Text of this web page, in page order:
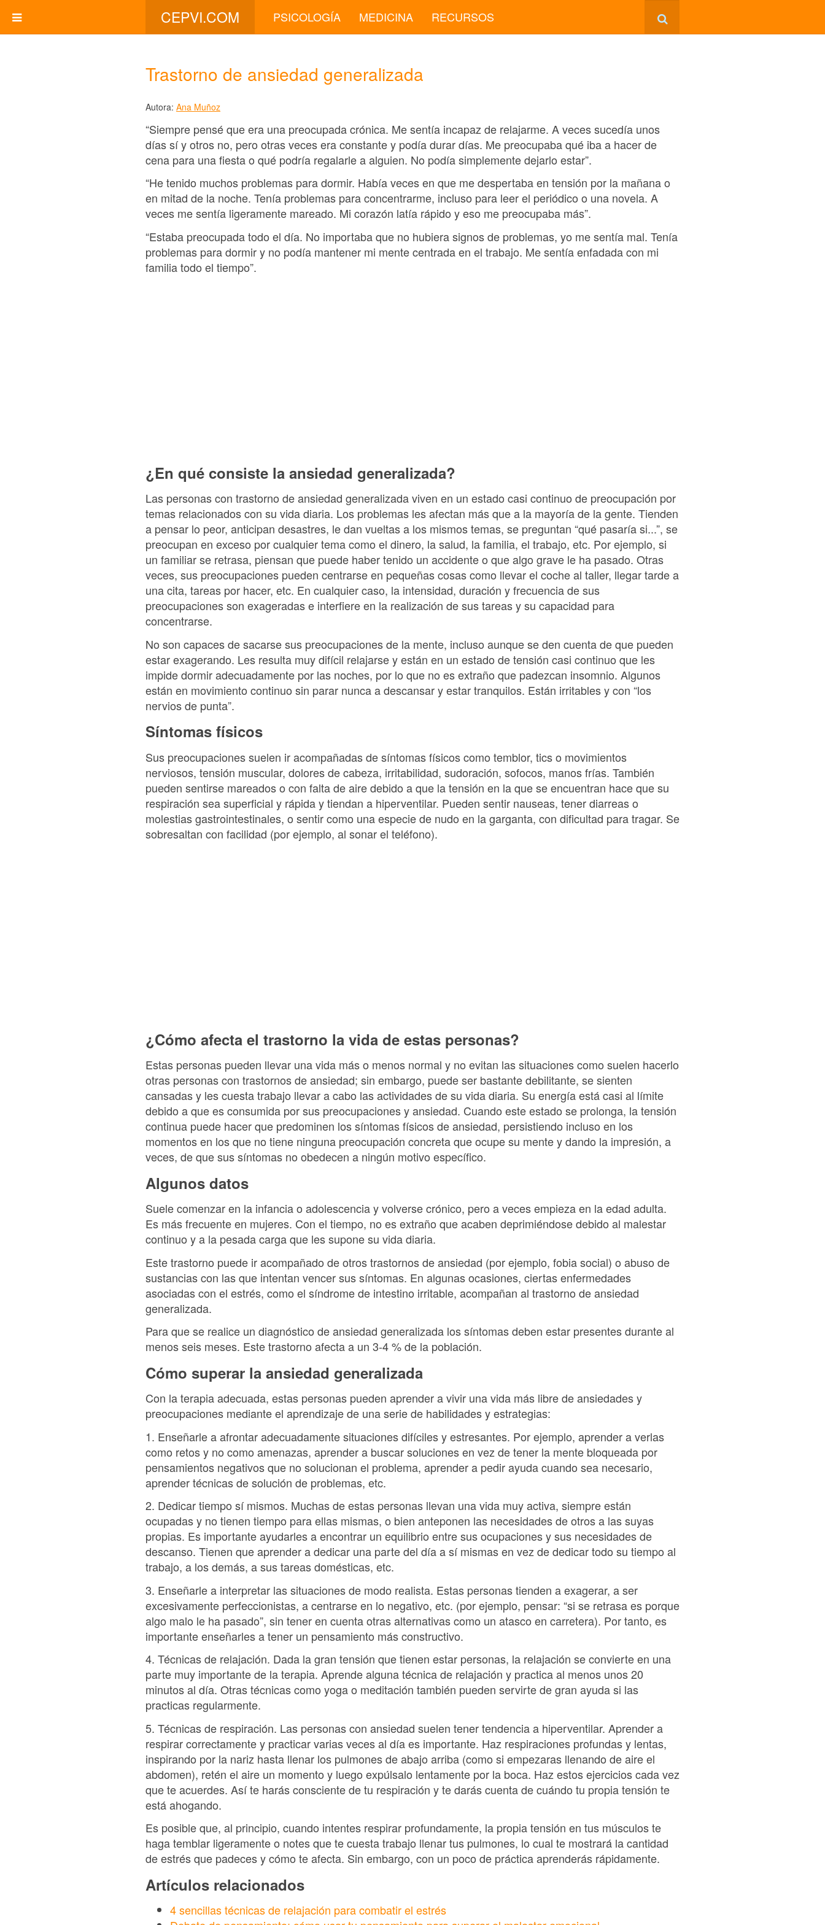
CEPVI.COM PSICOLOGÍA MEDICINA RECURSOS
Trastorno de ansiedad generalizada
Autora: Ana Muñoz
“Siempre pensé que era una preocupada crónica. Me sentía incapaz de relajarme. A veces sucedía unos
días sí y otros no, pero otras veces era constante y podía durar días. Me preocupaba qué iba a hacer de
cena para una fiesta o qué podría regalarle a alguien. No podía simplemente dejarlo estar”.
“He tenido muchos problemas para dormir. Había veces en que me despertaba en tensión por la mañana o
en mitad de la noche. Tenía problemas para concentrarme, incluso para leer el periódico o una novela. A
veces me sentía ligeramente mareado. Mi corazón latía rápido y eso me preocupaba más”.
“Estaba preocupada todo el día. No importaba que no hubiera signos de problemas, yo me sentía mal. Tenía
problemas para dormir y no podía mantener mi mente centrada en el trabajo. Me sentía enfadada con mi
familia todo el tiempo”.
¿En qué consiste la ansiedad generalizada?
Las personas con trastorno de ansiedad generalizada viven en un estado casi continuo de preocupación por
temas relacionados con su vida diaria. Los problemas les afectan más que a la mayoría de la gente. Tienden
a pensar lo peor, anticipan desastres, le dan vueltas a los mismos temas, se preguntan “qué pasaría si...”, se
preocupan en exceso por cualquier tema como el dinero, la salud, la familia, el trabajo, etc. Por ejemplo, si
un familiar se retrasa, piensan que puede haber tenido un accidente o que algo grave le ha pasado. Otras
veces, sus preocupaciones pueden centrarse en pequeñas cosas como llevar el coche al taller, llegar tarde a
una cita, tareas por hacer, etc. En cualquier caso, la intensidad, duración y frecuencia de sus
preocupaciones son exageradas e interfiere en la realización de sus tareas y su capacidad para
concentrarse.
No son capaces de sacarse sus preocupaciones de la mente, incluso aunque se den cuenta de que pueden
estar exagerando. Les resulta muy difícil relajarse y están en un estado de tensión casi continuo que les
impide dormir adecuadamente por las noches, por lo que no es extraño que padezcan insomnio. Algunos
están en movimiento continuo sin parar nunca a descansar y estar tranquilos. Están irritables y con “los
nervios de punta”.
Síntomas físicos
Sus preocupaciones suelen ir acompañadas de síntomas físicos como temblor, tics o movimientos
nerviosos, tensión muscular, dolores de cabeza, irritabilidad, sudoración, sofocos, manos frías. También
pueden sentirse mareados o con falta de aire debido a que la tensión en la que se encuentran hace que su
respiración sea superficial y rápida y tiendan a hiperventilar. Pueden sentir nauseas, tener diarreas o
molestias gastrointestinales, o sentir como una especie de nudo en la garganta, con dificultad para tragar. Se
sobresaltan con facilidad (por ejemplo, al sonar el teléfono).
¿Cómo afecta el trastorno la vida de estas personas?
Estas personas pueden llevar una vida más o menos normal y no evitan las situaciones como suelen hacerlo
otras personas con trastornos de ansiedad; sin embargo, puede ser bastante debilitante, se sienten
cansadas y les cuesta trabajo llevar a cabo las actividades de su vida diaria. Su energía está casi al límite
debido a que es consumida por sus preocupaciones y ansiedad. Cuando este estado se prolonga, la tensión
continua puede hacer que predominen los síntomas físicos de ansiedad, persistiendo incluso en los
momentos en los que no tiene ninguna preocupación concreta que ocupe su mente y dando la impresión, a
veces, de que sus síntomas no obedecen a ningún motivo específico.
Algunos datos
Suele comenzar en la infancia o adolescencia y volverse crónico, pero a veces empieza en la edad adulta.
Es más frecuente en mujeres. Con el tiempo, no es extraño que acaben deprimiéndose debido al malestar
continuo y a la pesada carga que les supone su vida diaria.
Este trastorno puede ir acompañado de otros trastornos de ansiedad (por ejemplo, fobia social) o abuso de
sustancias con las que intentan vencer sus síntomas. En algunas ocasiones, ciertas enfermedades
asociadas con el estrés, como el síndrome de intestino irritable, acompañan al trastorno de ansiedad
generalizada.
Para que se realice un diagnóstico de ansiedad generalizada los síntomas deben estar presentes durante al
menos seis meses. Este trastorno afecta a un 3-4 % de la población.
Cómo superar la ansiedad generalizada
Con la terapia adecuada, estas personas pueden aprender a vivir una vida más libre de ansiedades y
preocupaciones mediante el aprendizaje de una serie de habilidades y estrategias:
1. Enseñarle a afrontar adecuadamente situaciones difíciles y estresantes. Por ejemplo, aprender a verlas
como retos y no como amenazas, aprender a buscar soluciones en vez de tener la mente bloqueada por
pensamientos negativos que no solucionan el problema, aprender a pedir ayuda cuando sea necesario,
aprender técnicas de solución de problemas, etc.
2. Dedicar tiempo sí mismos. Muchas de estas personas llevan una vida muy activa, siempre están
ocupadas y no tienen tiempo para ellas mismas, o bien anteponen las necesidades de otros a las suyas
propias. Es importante ayudarles a encontrar un equilibrio entre sus ocupaciones y sus necesidades de
descanso. Tienen que aprender a dedicar una parte del día a sí mismas en vez de dedicar todo su tiempo al
trabajo, a los demás, a sus tareas domésticas, etc.
3. Enseñarle a interpretar las situaciones de modo realista. Estas personas tienden a exagerar, a ser
excesivamente perfeccionistas, a centrarse en lo negativo, etc. (por ejemplo, pensar: “si se retrasa es porque
algo malo le ha pasado”, sin tener en cuenta otras alternativas como un atasco en carretera). Por tanto, es
importante enseñarles a tener un pensamiento más constructivo.
4. Técnicas de relajación. Dada la gran tensión que tienen estar personas, la relajación se convierte en una
parte muy importante de la terapia. Aprende alguna técnica de relajación y practica al menos unos 20
minutos al día. Otras técnicas como yoga o meditación también pueden servirte de gran ayuda si las
practicas regularmente.
5. Técnicas de respiración. Las personas con ansiedad suelen tener tendencia a hiperventilar. Aprender a
respirar correctamente y practicar varias veces al día es importante. Haz respiraciones profundas y lentas,
inspirando por la nariz hasta llenar los pulmones de abajo arriba (como si empezaras llenando de aire el
abdomen), retén el aire un momento y luego expúlsalo lentamente por la boca. Haz estos ejercicios cada vez
que te acuerdes. Así te harás consciente de tu respiración y te darás cuenta de cuándo tu propia tensión te
está ahogando.
Es posible que, al principio, cuando intentes respirar profundamente, la propia tensión en tus músculos te
haga temblar ligeramente o notes que te cuesta trabajo llenar tus pulmones, lo cual te mostrará la cantidad
de estrés que padeces y cómo te afecta. Sin embargo, con un poco de práctica aprenderás rápidamente.
Artículos relacionados
4 sencillas técnicas de relajación para combatir el estrés